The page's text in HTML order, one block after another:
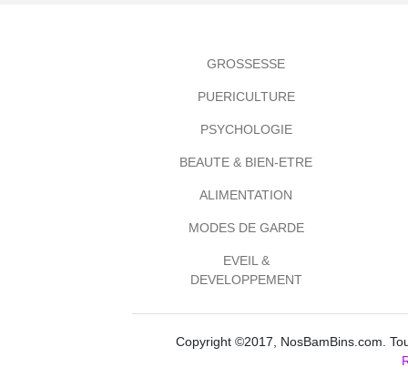
GROSSESSE
PUERICULTURE
PSYCHOLOGIE
BEAUTE & BIEN-ETRE
ALIMENTATION
MODES DE GARDE
EVEIL &
DEVELOPPEMENT
Copyright ©2017, NosBamBins.com.